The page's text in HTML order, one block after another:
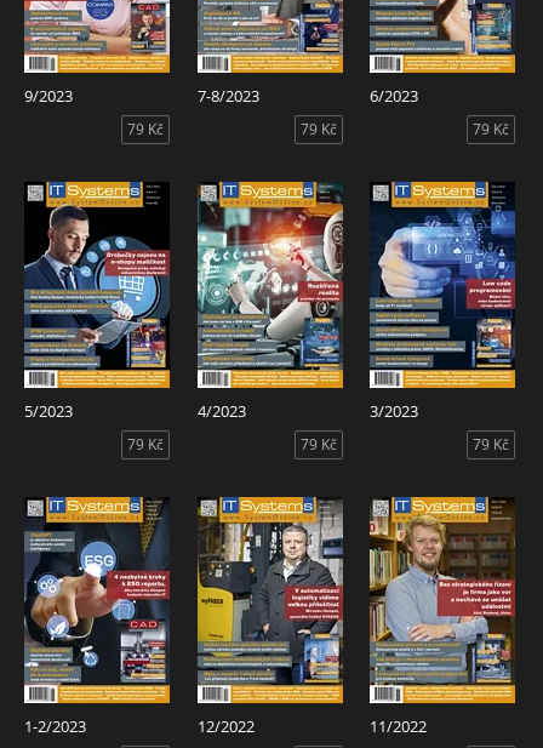
9/2023
79 Kč
7-8/2023
79 Kč
6/2023
79 Kč
5/2023
79 Kč
4/2023
79 Kč
3/2023
79 Kč
1-2/2023 12/2022 11/2022